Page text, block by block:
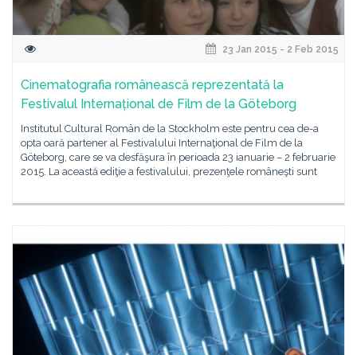
23 Jan 2015 - 2 Feb 2015
Cinematografia românească reprezentată la
Festivalul Internațional de Film de la Göteborg
Institutul Cultural Român de la Stockholm este pentru cea de-a
opta oară partener al Festivalului Internaţional de Film de la
Göteborg, care se va desfăşura în perioada 23 ianuarie – 2 februarie
2015. La această ediţie a festivalului, prezenţele româneşti sunt